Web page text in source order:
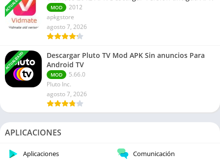
MOD
2012
apkgstore
agosto 7, 2026
ACTUALIZADO
Descargar Pluto TV Mod APK Sin anuncios Para
Android TV
MOD
5.66.0
Pluto Inc.
agosto 7, 2026
APLICACIONES
Aplicaciones Comunicación